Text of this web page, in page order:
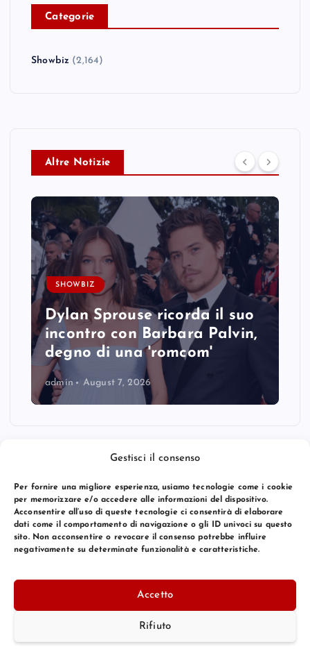
Gestisci il consenso
Per fornire una migliore esperienza, usiamo tecnologie come i cookie
per memorizzare e/o accedere alle informazioni del dispositivo.
Acconsentire all’uso di queste tecnologie ci consentirà di elaborare
dati come il comportamento di navigazione o gli ID univoci su questo
sito. Non acconsentire o revocare il consenso potrebbe influire
negativamente su determinate funzionalità e caratteristiche.
Accetto
Rifiuto
Categorie
Showbiz (2,164)
Altre Notizie
SHOWBIZ
Dylan Sprouse ricorda il suo
incontro con Barbara Palvin,
degno di una 'romcom'
admin August 7, 2026